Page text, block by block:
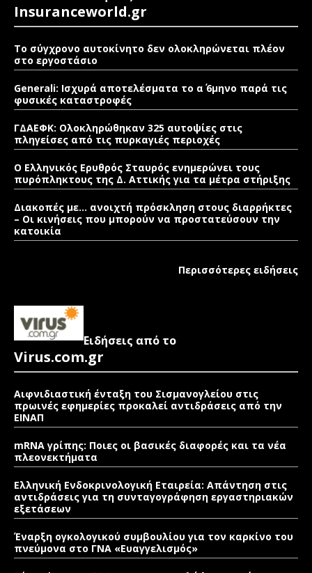
Insuranceworld.gr
Το σύγχρονο αυτοκίνητο δεν ολοκληρώνεται πλέον
στο εργοστάσιο
Generali: Ισχυρά αποτελέσματα το α΄ 6μηνο παρά τις
φυσικές καταστροφές
ΓΔΑΕΦΚ: Ολοκληρώθηκαν 325 αυτοψίες στις
πληγείσες από τις πυρκαγιές περιοχές
Ο Ελληνικός Ερυθρός Σταυρός ενημερώνει τους
πυρόπληκτους της Δ. Αττικής για τα μέτρα στήριξης
Διακοπές με… ανοιχτή πρόσκληση στους διαρρήκτες
– Οι κινήσεις που μπορούν να προστατεύσουν την
κατοικία
Περισσότερες ειδήσεις
Ειδήσεις από το
Virus.com.gr
Αιφνιδιαστική ένταξη του Σισμανογλείου στις
πρωινές εφημερίες προκαλεί αντιδράσεις από την
ΕΙΝΑΠ
mRNA γρίπης: Ποιες οι βασικές διαφορές και τα νέα
πλεονεκτήματα
Ελληνική Ενδοκρινολογική Εταιρεία: Απάντηση στις
αντιδράσεις για τη συνταγογράφηση εργαστηριακών
εξετάσεων
Έναρξη ογκολογικού συμβουλίου για τον καρκίνο του
πνεύμονα στο ΓΝΑ «Ευαγγελισμός»